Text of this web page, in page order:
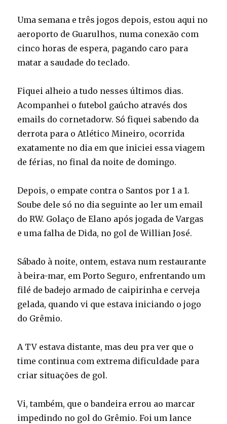
Uma semana e três jogos depois, estou aqui no
aeroporto de Guarulhos, numa conexão com
cinco horas de espera, pagando caro para
matar a saudade do teclado.
Fiquei alheio a tudo nesses últimos dias.
Acompanhei o futebol gaúcho através dos
emails do cornetadorw. Só fiquei sabendo da
derrota para o Atlético Mineiro, ocorrida
exatamente no dia em que iniciei essa viagem
de férias, no final da noite de domingo.
Depois, o empate contra o Santos por 1 a 1.
Soube dele só no dia seguinte ao ler um email
do RW. Golaço de Elano após jogada de Vargas
e uma falha de Dida, no gol de Willian José.
Sábado à noite, ontem, estava num restaurante
à beira-mar, em Porto Seguro, enfrentando um
filé de badejo armado de caipirinha e cerveja
gelada, quando vi que estava iniciando o jogo
do Grêmio.
A TV estava distante, mas deu pra ver que o
time continua com extrema dificuldade para
criar situações de gol.
Vi, também, que o bandeira errou ao marcar
impedindo no gol do Grêmio. Foi um lance